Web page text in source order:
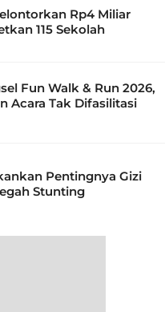
Rp4 Miliar
115 Sekolah
Fun Walk & Run 2026,
Acara Tak Difasilitasi
Pentingnya Gizi
Stunting